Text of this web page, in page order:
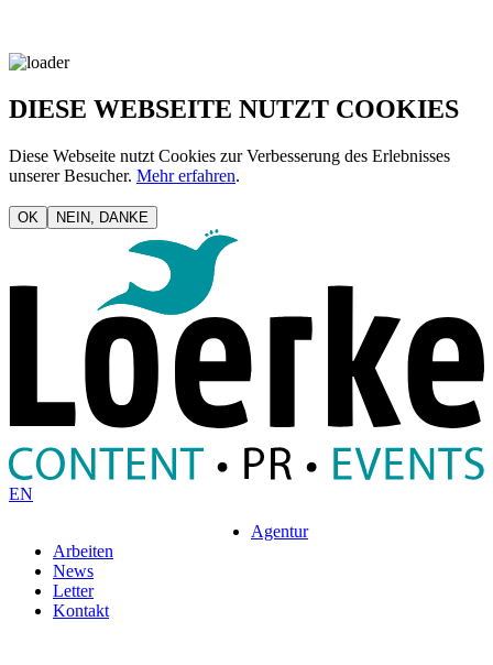
DIESE WEBSEITE NUTZT COOKIES
Diese Webseite nutzt Cookies zur Verbesserung des Erlebnisses
unserer Besucher. Mehr erfahren.
OK NEIN, DANKE
EN
Agentur
Arbeiten
News
Letter
Kontakt